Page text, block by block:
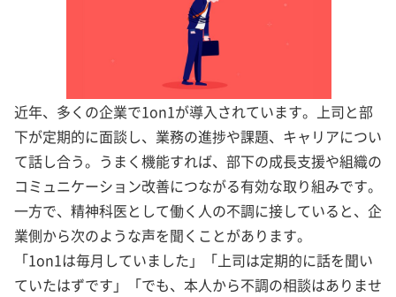
近年、多くの企業で1on1が導入されています。上司と部
下が定期的に面談し、業務の進捗や課題、キャリアについ
て話し合う。うまく機能すれば、部下の成長支援や組織の
コミュニケーション改善につながる有効な取り組みです。
一方で、精神科医として働く人の不調に接していると、企
業側から次のような声を聞くことがあります。
「1on1は毎月していました」「上司は定期的に話を聞い
ていたはずです」「でも、本人から不調の相談はありませ